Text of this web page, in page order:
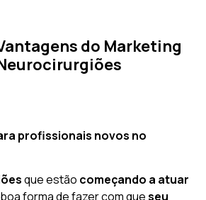
do Marketing
profissionais novos no
que estão começando a atuar
forma de fazer com queseu